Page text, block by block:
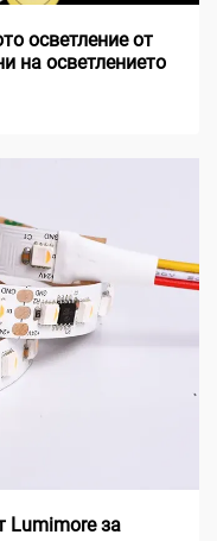
осветление от
на осветлението
Lumimore за